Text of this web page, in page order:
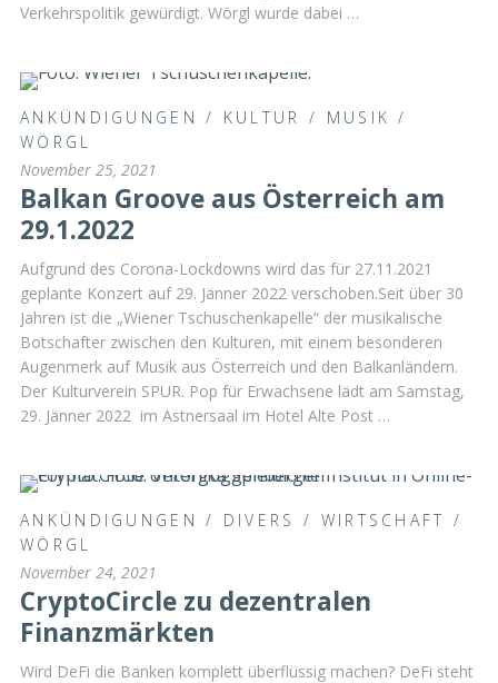
Verkehrspolitik gewürdigt. Wörgl wurde dabei …
ANKÜNDIGUNGEN / KULTUR / MUSIK /
WÖRGL
November 25, 2021
Balkan Groove aus Österreich am
29.1.2022
Aufgrund des Corona-Lockdowns wird das für 27.11.2021
geplante Konzert auf 29. Jänner 2022 verschoben.Seit über 30
Jahren ist die „Wiener Tschuschenkapelle“ der musikalische
Botschafter zwischen den Kulturen, mit einem besonderen
Augenmerk auf Musik aus Österreich und den Balkanländern.
Der Kulturverein SPUR. Pop für Erwachsene lädt am Samstag,
29. Jänner 2022 im Astnersaal im Hotel Alte Post …
ANKÜNDIGUNGEN / DIVERS / WIRTSCHAFT /
WÖRGL
November 24, 2021
CryptoCircle zu dezentralen
Finanzmärkten
Wird DeFi die Banken komplett überflüssig machen? DeFi steht